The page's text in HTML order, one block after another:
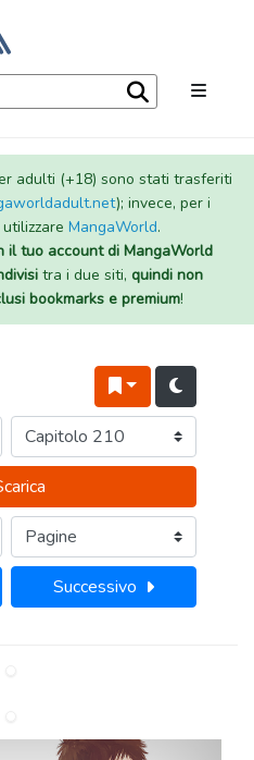
adulti (+18) sono stati trasferiti
); invece, per i
MangaWorld.
il tuo account di MangaWorld
tra i due siti, quindi non
bookmarks e premium!
Successivo